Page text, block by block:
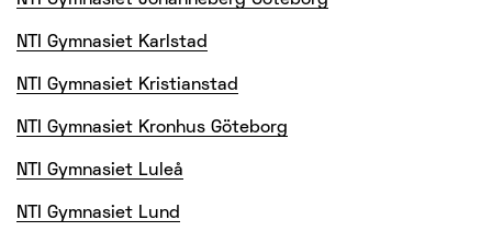
NTI Gymnasiet Karlstad
NTI Gymnasiet Kristianstad
NTI Gymnasiet Kronhus Göteborg
NTI Gymnasiet Luleå
NTI Gymnasiet Lund